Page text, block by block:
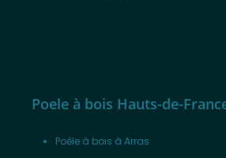
Poele à bois Hauts-de-
Poêle à bois à Arras